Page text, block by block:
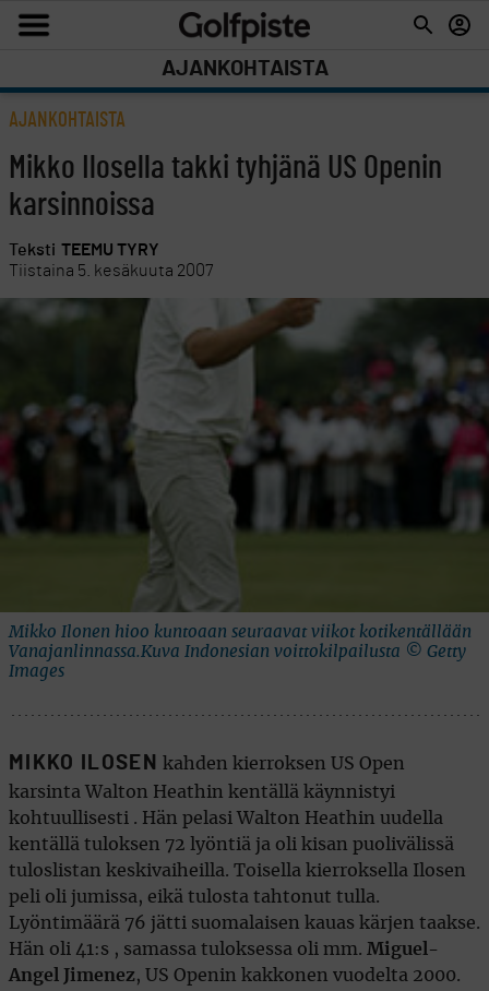
AJANKOHTAISTA
AJANKOHTAISTA
Mikko Ilosella takki tyhjänä US Openin
karsinnoissa
Teksti TEEMU TYRY
Tiistaina 5. kesäkuuta 2007
Mikko Ilonen hioo kuntoaan seuraavat viikot kotikentällään
Vanajanlinnassa.Kuva Indonesian voittokilpailusta © Getty
Images
MIKKO ILOSEN
kahden kierroksen US Open
karsinta Walton Heathin kentällä käynnistyi
kohtuullisesti . Hän pelasi Walton Heathin uudella
kentällä tuloksen 72 lyöntiä ja oli kisan puolivälissä
tuloslistan keskivaiheilla. Toisella kierroksella Ilosen
peli oli jumissa, eikä tulosta tahtonut tulla.
Lyöntimäärä 76 jätti suomalaisen kauas kärjen taakse.
Hän oli 41:s , samassa tuloksessa oli mm. Miguel-
Angel Jimenez, US Openin kakkonen vuodelta 2000.